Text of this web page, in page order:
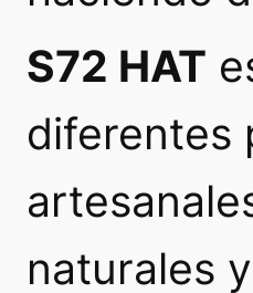
S72 HAT
diferentes
naturales